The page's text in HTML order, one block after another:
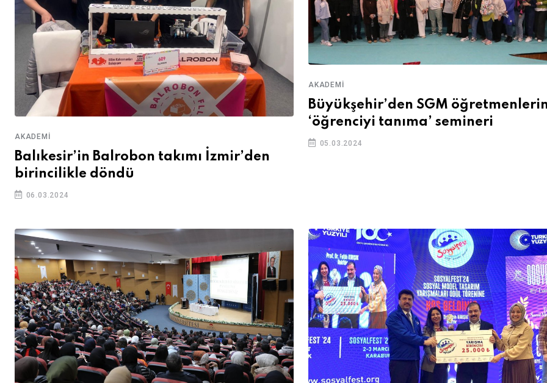
AKADEMI
Balıkesir’in Balrobon takımı İzmir’den
birincilikle döndü
06.03.2024
AKADEMI
Büyükşehir’den SGM
‘öğrenciyi tanıma’ semineri
05.03.2024